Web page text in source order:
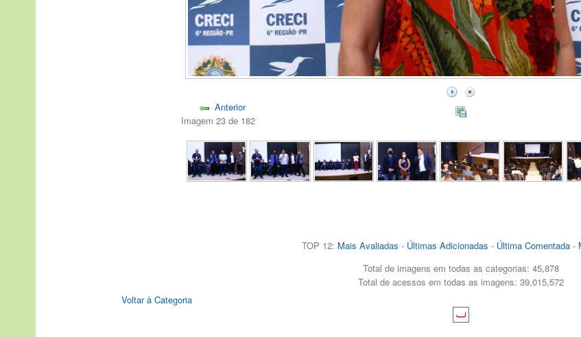
Anterior
Imagem 23 de 182
TOP 12: Mais Avaliadas - Últimas Adicionadas - Última Comentada-
Total de imagens em todas as categorias: 45,878
Total de acessos em todas as imagens: 39,015,572
Voltar à Categoria